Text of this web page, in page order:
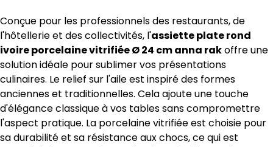
Conçue pour les professionnels des restaurants, de
l'hôtellerie et des collectivités, l'assiette plate rond
ivoire porcelaine vitrifiée Ø 24 cm anna rakoffre une
solution idéale pour sublimer vos présentations
culinaires. Le relief sur l'aile est inspiré des formes
anciennes et traditionnelles. Cela ajoute une touche
d'élégance classique à vos tables sans compromettre
l'aspect pratique. La porcelaine vitrifiée est choisie pour
sa durabilité et sa résistance aux chocs, ce qui est